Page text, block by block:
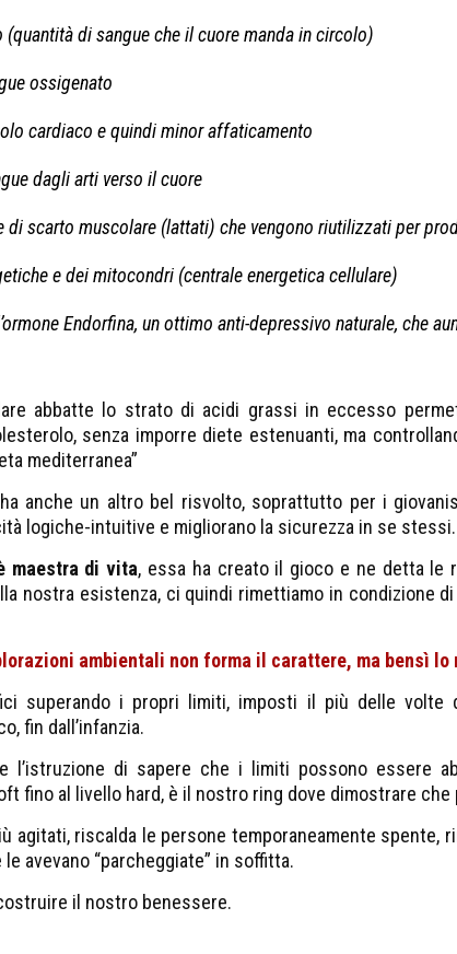
di sangue che il cuore manda in circolo)
ossigenato
cardiaco e quindi minor affaticamento
dagli arti verso il cuore
scarto muscolare (lattati) che vengono riutilizzati per
e dei mitocondri (centrale energetica cellulare)
Endorfina, un ottimo anti-depressivo naturale, che
abbatte lo strato di acidi grassi in eccesso
senza imporre diete estenuanti, ma
mediterranea”
ha anche un altro bel risvolto, soprattutto per i
logiche-intuitive e migliorano la sicurezza in se stessi.
maestra di vita, essa ha creato il gioco e ne detta le
nostra esistenza, ci quindi rimettiamo in condizione
ambientali non forma il carattere, ma bensì lo
superando i propri limiti, imposti il più delle volte
fin dall’infanzia.
l’istruzione di sapere che i limiti possono essere
fino al livello hard, è il nostro ring dove dimostrare
agitati, riscalda le persone temporaneamente spente,
avevano “parcheggiate” in soffitta.
il nostro benessere.